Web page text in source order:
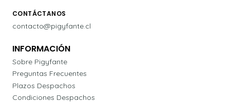
CONTÁCTANOS
contacto@pigyfante.cl
INFORMACIÓN
Sobre Pigyfante
Preguntas Frecuentes
Plazos Despachos
Condiciones Despachos